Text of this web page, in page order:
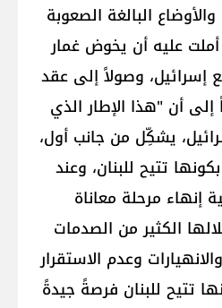
البالغة الصعوبة
أملت عليه أن يخوض غمار
إسرائيل، وصولاً إلى عقد
إلى أن "هذا الإطار الذي
يشكِّل من جانب أول،
تتيح للبنان، وعند
إنهاء مرحلة معاناة
الكثير من الصدمات
وعدم الاستقرار
تتيح للبنان فرصةً جيدةً